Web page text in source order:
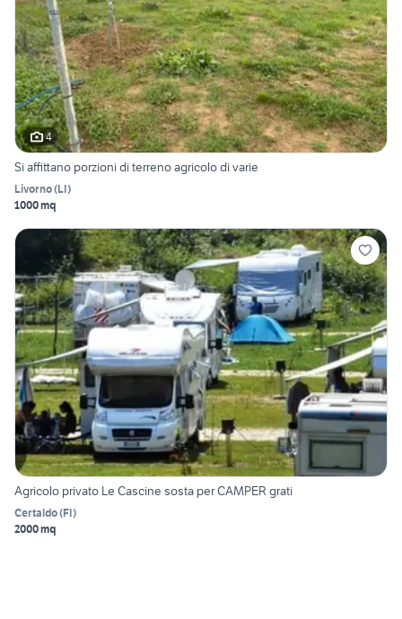
4
Si affittano porzioni di terreno agricolo di varie
Livorno(LI)
1000 mq
Agricolo privato Le Cascine sosta per CAMPER grati
Certaldo(FI)
2000 mq